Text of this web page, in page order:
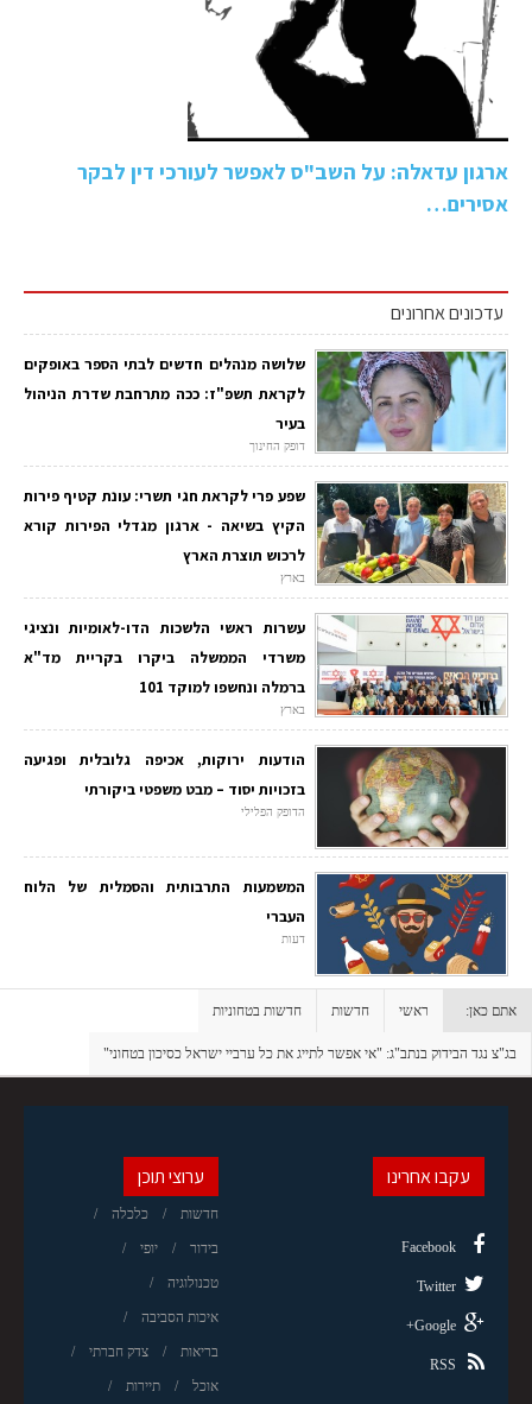
ארגון עדאלה: על השב"ס לאפשר לעורכי דין לבקר
אסירים…
עדכונים אחרונים
שלושה מנהלים חדשים לבתי הספר באופקים
לקראת תשפ"ז: ככה מתרחבת שדרת הניהול
בעיר
דופק החינוך
שפע פרי לקראת חגי תשרי: עונת קטיף פירות
הקיץ בשיאה - ארגון מגדלי הפירות קורא
לרכוש תוצרת הארץ
בארץ
עשרות ראשי הלשכות הדו-לאומיות ונציגי
משרדי הממשלה ביקרו בקריית מד"א
ברמלה ונחשפו למוקד 101
בארץ
הודעות ירוקות, אכיפה גלובלית ופגיעה
בזכויות יסוד – מבט משפטי ביקורתי
הדופק הפלילי
המשמעות התרבותית והסמלית של הלוח
העברי
דעות
אתם כאן: ראשי חדשות חדשות בטחוניות
בג"צ נגד הבידוק בנתב"ג: "אי אפשר לתייג את כל ערביי ישראל כסיכון בטחוני"
ערוצי תוכן
חדשות כלכלה
בידור יופי
טכנולוגיה
איכות הסביבה
בריאות צדק חברתי
אוכל תיירות
עקבו אחרינו
Facebook
Twitter
Google+
RSS